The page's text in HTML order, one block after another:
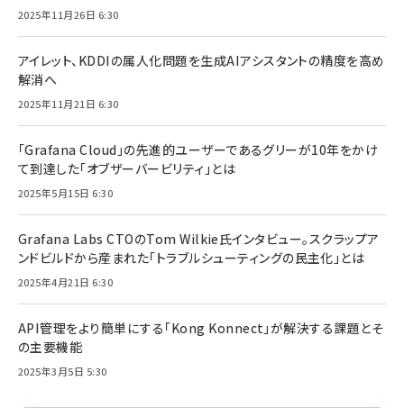
2025年11月26日 6:30
アイレット、KDDIの属人化問題を生成AIアシスタントの精度を高め
解消へ
2025年11月21日 6:30
「Grafana Cloud」の先進的ユーザーであるグリーが10年をかけ
て到達した「オブザーバービリティ」とは
2025年5月15日 6:30
Grafana Labs CTOのTom Wilkie氏インタビュー。スクラップア
ンドビルドから産まれた「トラブルシューティングの民主化」とは
2025年4月21日 6:30
API管理をより簡単にする「Kong Konnect」が解決する課題とそ
の主要機能
2025年3月5日 5:30